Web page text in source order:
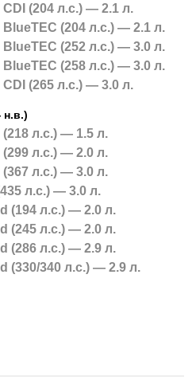
(204 л.с.) — 2.1 л.
(204 л.с.) — 2.1 л.
(252 л.с.) — 3.0 л.
(258 л.с.) — 3.0 л.
(265 л.с.) — 3.0 л.
н.в.)
(218 л.с.) — 1.5 л.
(299 л.с.) — 2.0 л.
(367 л.с.) — 3.0 л.
л.с.) — 3.0 л.
(194 л.с.) — 2.0 л.
(245 л.с.) — 2.0 л.
(286 л.с.) — 2.9 л.
(330/340 л.с.) — 2.9 л.